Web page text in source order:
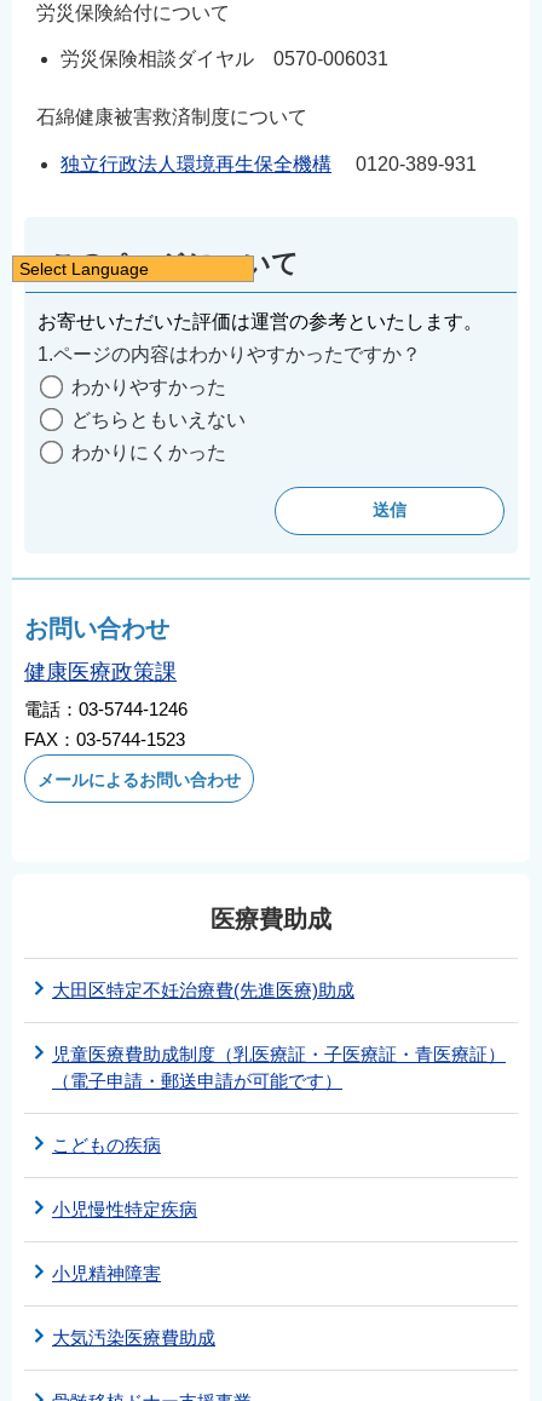
労災保険給付について
労災保険相談ダイヤル 0570-006031
石綿健康被害救済制度について
独立行政法人環境再生保全機構 0120-389-931
このページについて
お寄せいただいた評価は運営の参考といたします。
1.ページの内容はわかりやすかったですか？
わかりやすかった
どちらともいえない
わかりにくかった
お問い合わせ
健康医療政策課
電話：03-5744-1246
FAX：03-5744-1523
メールによるお問い合わせ
医療費助成
大田区特定不妊治療費(先進医療)助成
児童医療費助成制度（乳医療証・子医療証・青医療証）
（電子申請・郵送申請が可能です）
こどもの疾病
小児慢性特定疾病
小児精神障害
大気汚染医療費助成
Select Language
English
简体中文
繁體中文
한국어